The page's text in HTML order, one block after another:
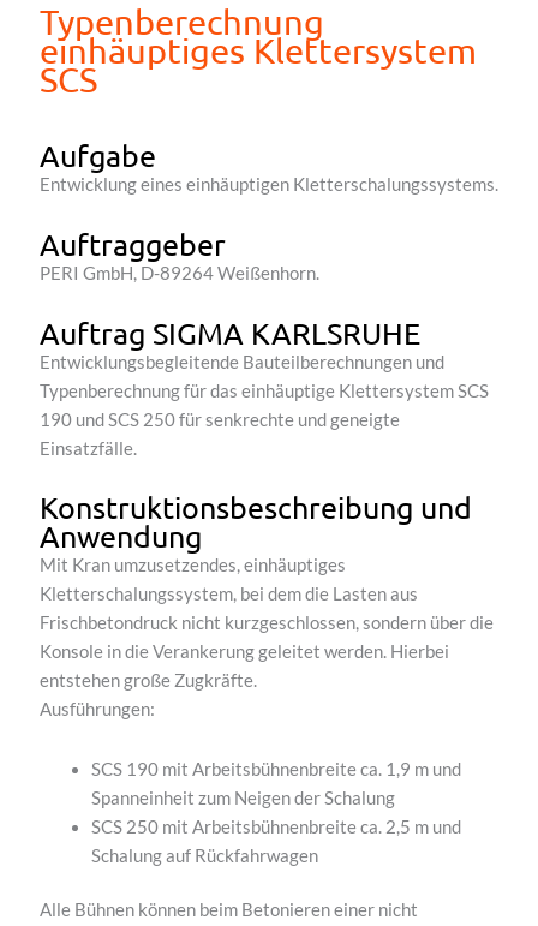
Typenberechnung
einhäuptiges Klettersystem
SCS
Aufgabe
Entwicklung eines einhäuptigen Kletterschalungssystems.
Auftraggeber
PERI GmbH, D-89264 Weißenhorn.
Auftrag SIGMA KARLSRUHE
Entwicklungsbegleitende Bauteilberechnungen und
Typenberechnung für das einhäuptige Klettersystem SCS
190 und SCS 250 für senkrechte und geneigte
Einsatzfälle.
Konstruktionsbeschreibung und
Anwendung
Mit Kran umzusetzendes, einhäuptiges
Kletterschalungssystem, bei dem die Lasten aus
Frischbetondruck nicht kurzgeschlossen, sondern über die
Konsole in die Verankerung geleitet werden. Hierbei
entstehen große Zugkräfte.
Ausführungen:
SCS 190 mit Arbeitsbühnenbreite ca. 1,9 m und
Spanneinheit zum Neigen der Schalung
SCS 250 mit Arbeitsbühnenbreite ca. 2,5 m und
Schalung auf Rückfahrwagen
Alle Bühnen können beim Betonieren einer nicht